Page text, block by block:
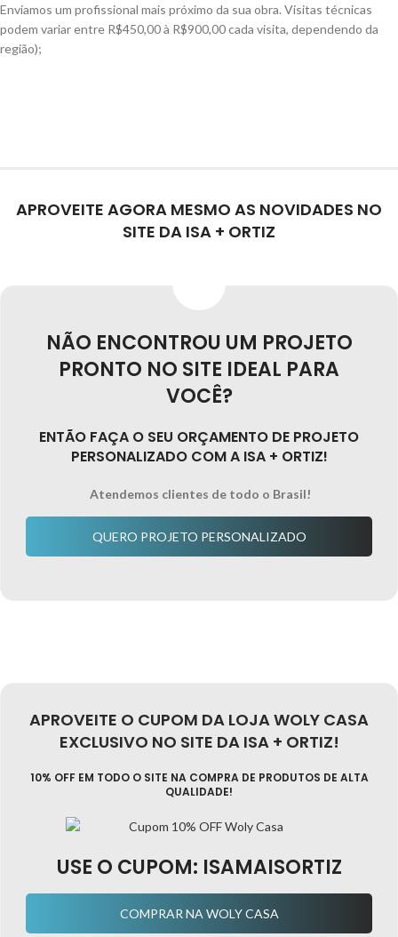
Enviamos um profissional mais próximo da sua obra. Visitas técnicas
podem variar entre R$450,00 à R$900,00 cada visita, dependendo da
região);
APROVEITE AGORA MESMO AS NOVIDADES NO
SITE DA ISA + ORTIZ
NÃO ENCONTROU UM PROJETO
PRONTO NO SITE IDEAL PARA
VOCÊ?
ENTÃO FAÇA O SEU ORÇAMENTO DE PROJETO
PERSONALIZADO COM A ISA + ORTIZ!
Atendemos clientes de todo o Brasil!
QUERO PROJETO PERSONALIZADO
APROVEITE O CUPOM DA LOJA WOLY CASA
EXCLUSIVO NO SITE DA ISA + ORTIZ!
10% OFF EM TODO O SITE NA COMPRA DE PRODUTOS DE ALTA
QUALIDADE!
USE O CUPOM: ISAMAISORTIZ
COMPRAR NA WOLY CASA